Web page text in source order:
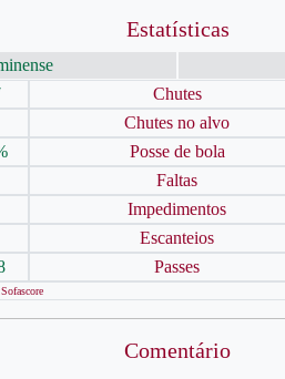
Estatísticas
Chutes
Chutes no alvo
Posse de bola
Faltas
Impedimentos
Escanteios
Passes
Comentário